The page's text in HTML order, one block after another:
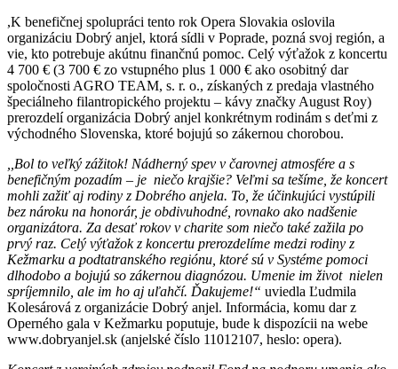
,K benefičnej spolupráci tento rok Opera Slovakia oslovila
organizáciu Dobrý anjel, ktorá sídli v Poprade, pozná svoj región, a
vie, kto potrebuje akútnu finančnú pomoc. Celý výťažok z koncertu
4 700 € (3 700 € zo vstupného plus 1 000 € ako osobitný dar
spoločnosti AGRO TEAM, s. r. o., získaných z predaja vlastného
špeciálneho filantropického projektu – kávy značky August Roy)
prerozdelí organizácia Dobrý anjel konkrétnym rodinám s deťmi z
východného Slovenska, ktoré bojujú so zákernou chorobou.
,,Bol to veľký zážitok! Nádherný spev v čarovnej atmosfére a s
benefičným pozadím – je niečo krajšie? Veľmi sa tešíme, že koncert
mohli zažiť aj rodiny z Dobrého anjela. To, že účinkujúci vystúpili
bez nároku na honorár, je obdivuhodné, rovnako ako nadšenie
organizátora. Za desať rokov v charite som niečo také zažila po
prvý raz. Celý výťažok z koncertu prerozdelíme medzi rodiny z
Kežmarku a podtatranského regiónu, ktoré sú v Systéme pomoci
dlhodobo a bojujú so zákernou diagnózou. Umenie im život nielen
spríjemnilo, ale im ho aj uľahčí. Ďakujeme!“ uviedla Ľudmila
Kolesárová z organizácie Dobrý anjel. Informácia, komu dar z
Operného gala v Kežmarku poputuje, bude k dispozícii na webe
www.dobryanjel.sk (anjelské číslo 11012107, heslo: opera).